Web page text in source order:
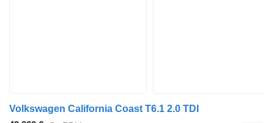
Volkswagen California Coast T6.1 2.0 TDI